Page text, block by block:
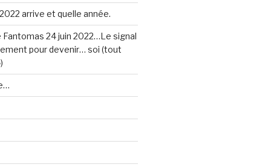
arrive et quelle année.
24 juin 2022…Le signal
pour devenir… soi (tout